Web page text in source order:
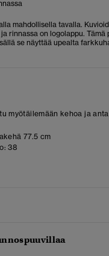
mahdollisella tavalla.
rinnassa on logolappu. Tämä
se näyttää upealta
myötäilemään kehoa ja
77.5 cm
38